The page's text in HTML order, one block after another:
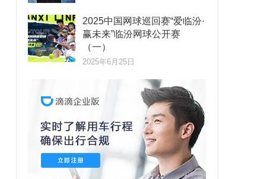
2025中国网球巡回赛“爱临汾·
赢未来”临汾网球公开赛
（一）
2025年6月25日